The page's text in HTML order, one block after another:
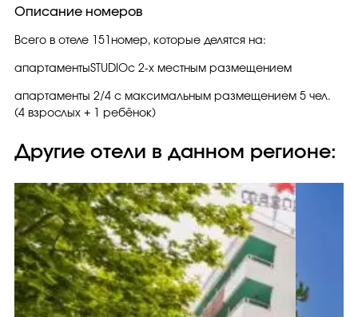
Описание номеров
Всего в отеле 151номер, которые делятся на:
апартаментыSTUDIOс 2-х местным размещением
апартаменты 2/4 с максимальным размещением 5 чел.
(4 взрослых + 1 ребёнок)
Другие отели в данном регионе: